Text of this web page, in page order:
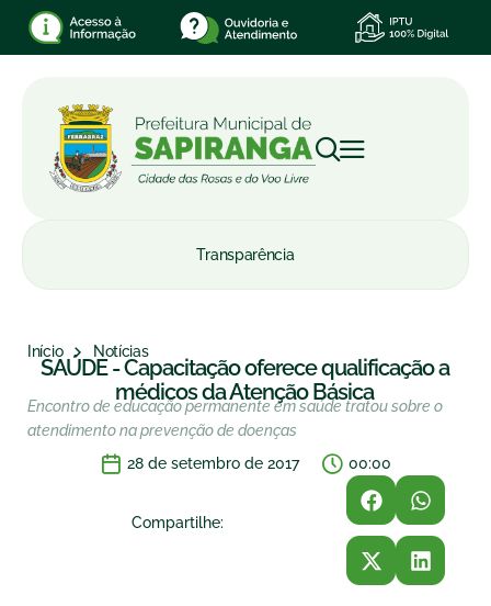
Transparência
Início Notícias
SAÚDE - Capacitação oferece qualificação a
médicos da Atenção Básica
Encontro de educação permanente em saúde tratou sobre o
atendimento na prevenção de doenças
28 de setembro de 2017
00:00
Compartilhe: